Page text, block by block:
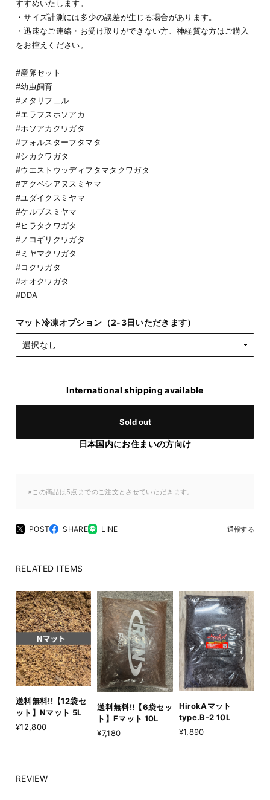
すすめいたします。
・サイズ計測には多少の誤差が生じる場合があります。
・迅速なご連絡・お受け取りができない方、神経質な方はご購入
をお控えください。
#産卵セット
#幼虫飼育
#メタリフェル
#エラフスホソアカ
#ホソアカクワガタ
#フォルスターフタマタ
#シカクワガタ
#ウエストウッディフタマタクワガタ
#アクベシアヌスミヤマ
#ユダイクスミヤマ
#ケルブスミヤマ
#ヒラタクワガタ
#ノコギリクワガタ
#ミヤマクワガタ
#コクワガタ
#オオクワガタ
#DDA
マット冷凍オプション（2-3日いただきます）
International shipping available
Sold out
日本国内にお住まいの方向け
※この商品は5点までのご注文とさせていただきます。
POST SHARE LINE 通報する
RELATED ITEMS
送料無料!!【12袋セ
ット】Nマット 5L
¥12,800
送料無料!!【6袋セッ
ト】Fマット 10L
¥7,180
HirokAマット
type.B-2 10L
¥1,890
REVIEW